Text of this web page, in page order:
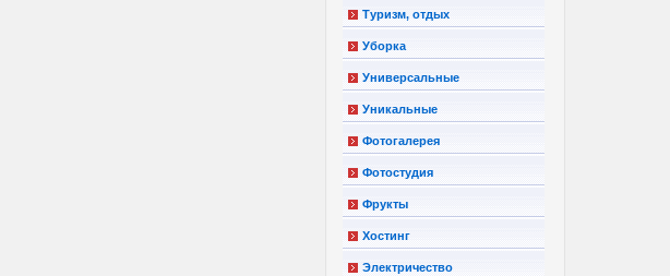
Туризм, отдых
Уборка
Универсальные
Уникальные
Фотогалерея
Фотостудия
Фрукты
Хостинг
Электричество